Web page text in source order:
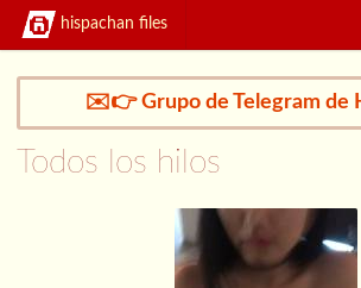
hispachan files
✉️👉 Grupo de Telegram de
Todos los hilos